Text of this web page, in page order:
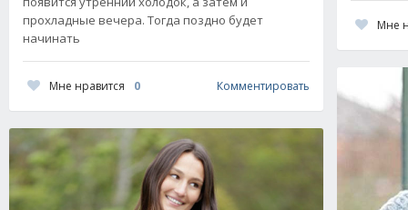
прохладные вечера. Тогда поздно будет
начинать
Мне нравится 0 Комментировать
Мне